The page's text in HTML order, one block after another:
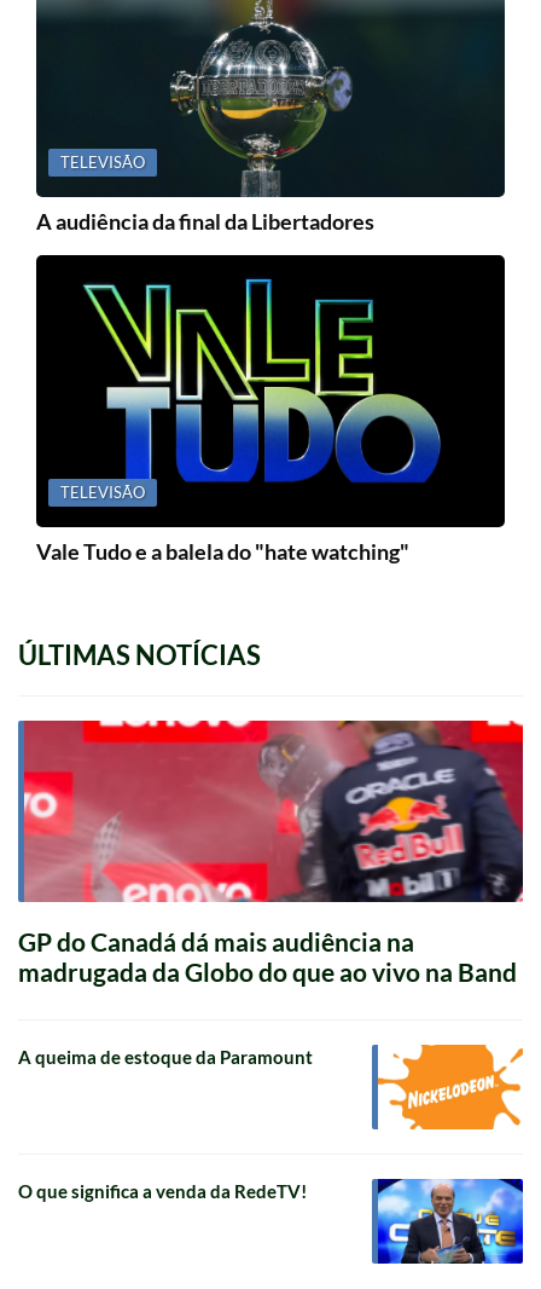
TELEVISÃO
A audiência da final da Libertadores
TELEVISÃO
Vale Tudo e a balela do "hate watching"
ÚLTIMAS NOTÍCIAS
GP do Canadá dá mais audiência na
madrugada da Globo do que ao vivo na Band
A queima de estoque da Paramount
O que significa a venda da RedeTV!